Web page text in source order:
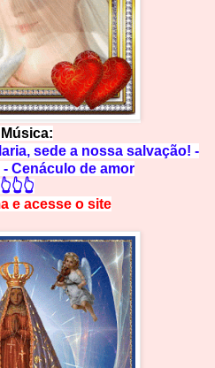
sede a nossa salvação! -
Cenáculo de amor
👆👆👆
e acesse o site